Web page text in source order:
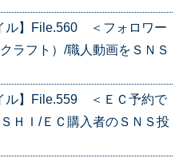
ル】File.560 ＜フォロワー
ラフト）/職人動画をＳＮＳ
ル】File.559 ＜ＥＣ予約で
ＨＩ/ＥＣ購入者のＳＮＳ投